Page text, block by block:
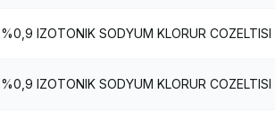
%0,9 IZOTONIK SODYUM KLORUR
%0,9 IZOTONIK SODYUM KLORUR